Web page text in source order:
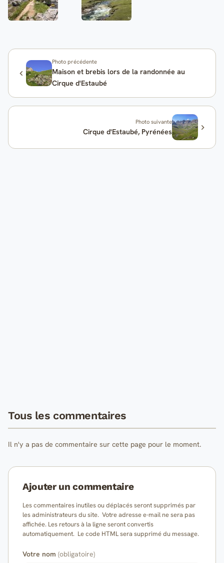
Photo précédente
Maison et brebis lors de la randonnée au
Cirque d'Estaubé
Photo suivante
Cirque d'Estaubé, Pyrénées
Tous les commentaires
Il n'y a pas de commentaire sur cette page pour le moment.
Ajouter un commentaire
Les commentaires inutiles ou déplacés seront supprimés par
les administrateurs du site. Votre adresse e-mail ne sera pas
affichée. Les retours à la ligne seront convertis
automatiquement. Le code HTML sera supprimé du message.
Votre nom (obligatoire)